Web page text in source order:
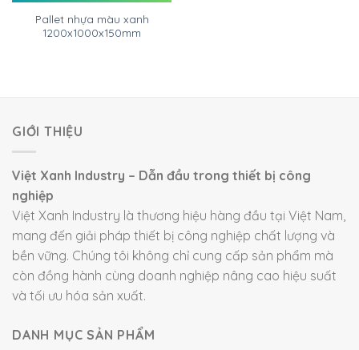
Pallet nhựa màu xanh
1200x1000x150mm
GIỚI THIỆU
Việt Xanh Industry – Dẫn đầu trong thiết bị công
nghiệp
Việt Xanh Industry là thương hiệu hàng đầu tại Việt Nam,
mang đến giải pháp thiết bị công nghiệp chất lượng và
bền vững. Chúng tôi không chỉ cung cấp sản phẩm mà
còn đồng hành cùng doanh nghiệp nâng cao hiệu suất
và tối ưu hóa sản xuất.
DANH MỤC SẢN PHẨM